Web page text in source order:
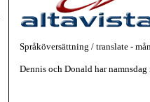
Språköversättning / translate -
Dennis och Donald har namnsdag